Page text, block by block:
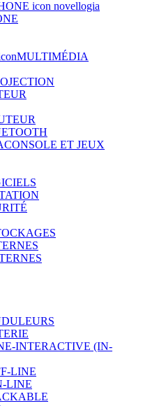
MULTIMÉDIA
CONSOLE ET JEUX
INTERACTIVE (IN-
LINE
LINE